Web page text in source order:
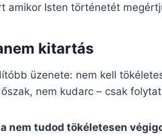
amikor Isten történetét
kitartás
üzenete: nem kell
nem kudarc – csak
nem tudod tökéletesen